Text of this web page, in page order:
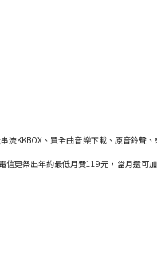
KKBOX、買全曲音樂下載、原音鈴聲
更祭出年約最低月費119元，當月還可